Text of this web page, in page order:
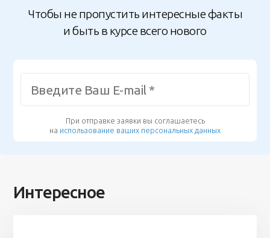
Чтобы не пропустить интересные факты
и быть в курсе всего нового
При отправке заявки вы соглашаетесь
на использование ваших персональных данных
Интересное